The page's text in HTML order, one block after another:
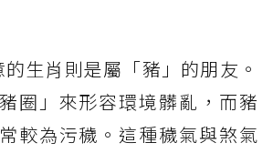
生肖則是屬「豬」的朋友。
圈」來形容環境髒亂，而豬
較為污穢。這種穢氣與煞氣